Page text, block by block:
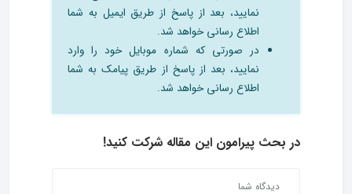
نمایید، بعد از پاسخ از طریق ایمیل به شما
اطلاع رسانی خواهد شد.
در صورتی که شماره موبایل خود را وارد
نمایید، بعد از پاسخ از طریق پیامک به شما
اطلاع رسانی خواهد شد.
در بحث‌ پیرامون این مقاله شرکت کنید!